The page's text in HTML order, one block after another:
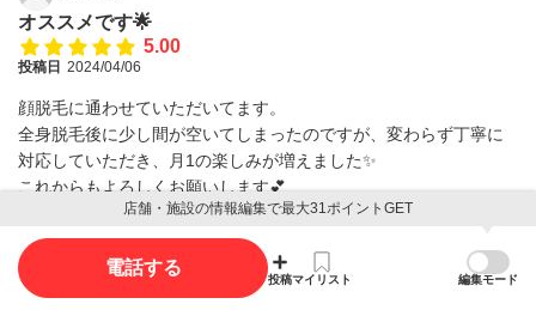
オススメです🌟
5.00
投稿日 2024/04/06
顔脱毛に通わせていただいてます。
全身脱毛後に少し間が空いてしまったのですが、変わらず丁寧に
対応していただき、月1の楽しみが増えました✨
これからもよろしくお願いします💕
エステティックサロ
ン feel／佐伯店から
店舗・施設の情報編集で最大31ポイントGET
電話する
投稿マイリスト 編集モード